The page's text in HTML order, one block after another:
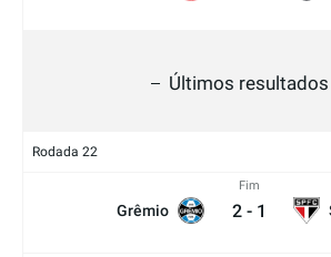
Últimos resultados
Rodada 22
Grêmio
Fim
2 - 1